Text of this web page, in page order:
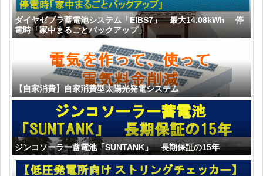
ダイヤゼブラ蓄電池システム「EIBS7」 最大14.08kWh 停
電時「家中まるごとバックアップ」
【自家消費】自家消費型太陽光発電システム
ジンコソーラー蓄電池「SUNTANK」 長期保証の15年